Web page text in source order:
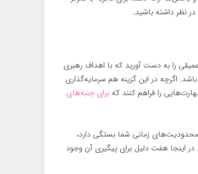
نظر داشته باشید.
را به دست آورید که با اهداف رهبری
اگرچه در این گزینه هم سرمایه‌گذاری
را فراهم کنند که برای جنبه‌های
زمانی شما بستگی دارد،
اینجا هفت دلیل برای پیگیری آن وجود